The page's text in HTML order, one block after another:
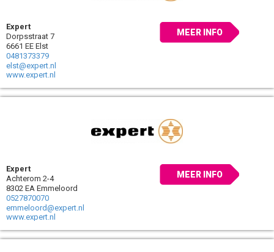
Expert
Dorpsstraat 7
6661 EE Elst
0481373379
elst@expert.nl
www.expert.nl
MEER INFO
Expert
Achterom 2-4
8302 EA Emmeloord
0527870070
emmeloord@expert.nl
www.expert.nl
MEER INFO